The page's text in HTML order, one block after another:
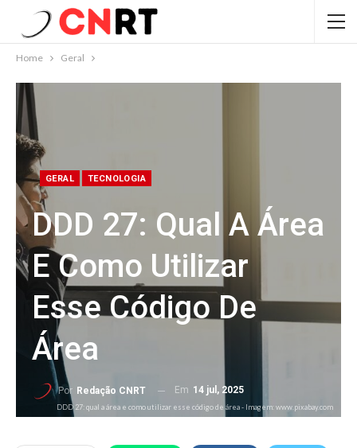
Home Geral
GERAL TECNOLOGIA
DDD 27: Qual A Área
E Como Utilizar
Esse Código De
Área
Por Redação CNRT Em 14 jul, 2025
DDD 27: qual a área e como utilizar esse código de área - Imagem: www.pixabay.com